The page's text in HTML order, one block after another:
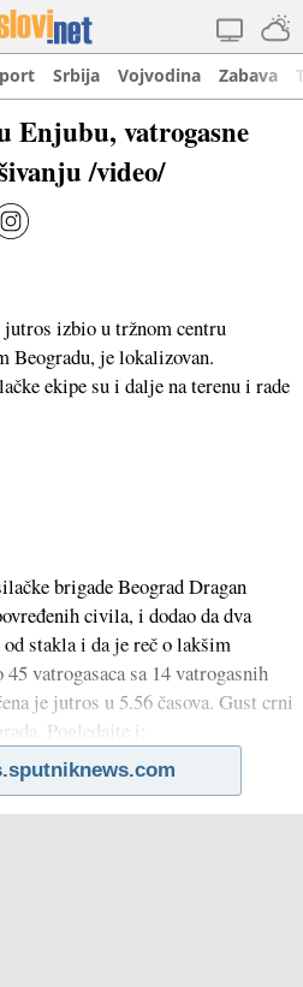
Srbija Vojvodina Zabava
Enjubu, vatrogasne
/video/
izbio u tržnom centru
Beogradu, je lokalizovan.
ekipe su i dalje na terenu i rade
brigade Beograd Dragan
civila, i dodao da dva
stakla i da je reč o lakšim
vatrogasaca sa 14 vatrogasnih
je jutros u 5.56 časova. Gust crni
Pogledajte i: